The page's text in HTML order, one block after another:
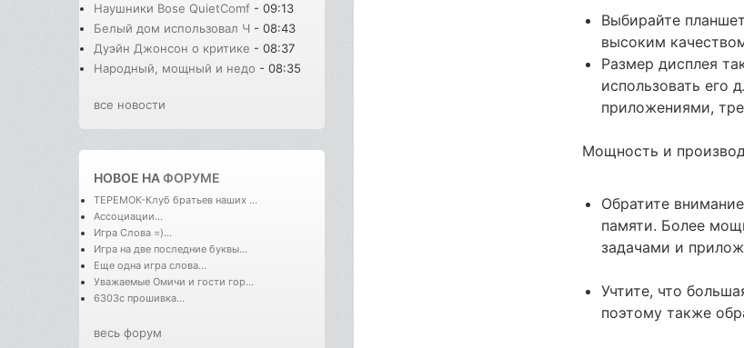
Наушники Bose QuietComf - 09:13
Белый дом использовал Ч - 08:43
Дуэйн Джонсон о критике - 08:37
Народный, мощный и недо - 08:35
все новости
НОВОЕ НАФОРУМЕ
ТЕРЕМОК-Клуб братьев наших ...
Ассоциации...
Игра Слова =)...
Игра на две последние буквы...
Еще одна игра слова...
Уважаемые Омичи и гости гор...
6303с прошивка...
весь форум
Выбирайте
высоким
Размер дисплея
использовать его
приложениями,
Мощность и
Обратите
памяти. Более
задачами и
Учтите, что
поэтому также